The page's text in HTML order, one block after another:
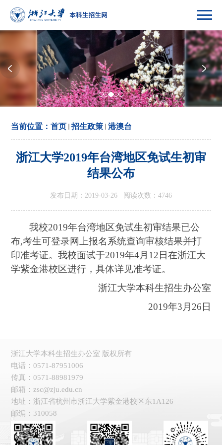
当前位置：首页 招生政策 港澳台
浙江大学2019年台湾地区免试生初审
结果公布
发布日期：2019-03-26 阅读次数： 4746
我校2019年台湾地区免试生初审结果已公
布,考生可登录网上报名系统查询审核结果并打
印准考证。我校面试于2019年4月12日在浙江大
学紫金港校区进行，具体详见准考证。
浙江大学本科生招生办公室
2019年3月26日
浙江大学本科生招生办公室 版权所有
电话：0571-87951006
传真：0571-88981979
邮箱：zsc@zju.edu.cn
地址：浙江省杭州市浙江大学紫金港校区东1A126
邮编：310058